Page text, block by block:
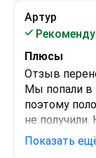
нет
Артур
Плюсы
Отзыв
Мы попали в
поэтому
не
что также
принципе,
Показать